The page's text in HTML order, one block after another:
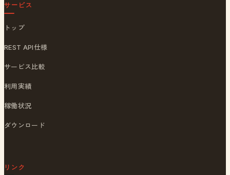
サービス
トップ
REST API仕様
サービス比較
利用実績
稼働状況
ダウンロード
リンク